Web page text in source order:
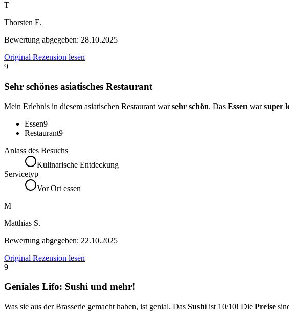
T
Thorsten E.
Bewertung abgegeben: 28.10.2025
Original Rezension lesen
9
Sehr schönes asiatisches Restaurant
Mein Erlebnis in diesem asiatischen Restaurant warsehr schön. Das Essen warsuper
Essen9
Restaurant9
Anlass des Besuchs
Kulinarische Entdeckung
Servicetyp
Vor Ort essen
M
Matthias S.
Bewertung abgegeben: 22.10.2025
Original Rezension lesen
9
Geniales Lifo: Sushi und mehr!
Was sie aus der Brasserie gemacht haben, ist genial. Das Sushi ist 10/10! Die Preise